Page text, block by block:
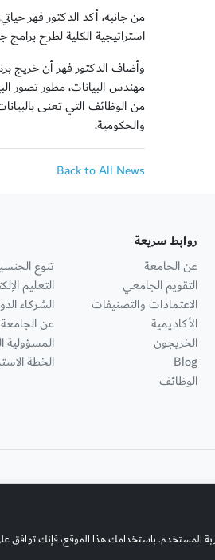
استراتيجية الكلية لطرح
وأضاف الدكتور فهر أن خريج
مهندس البيانات، مطور تصور
من الوظائف التي تعنى
والحكومية.
Back to All News
المستخدم. باستخدامك هذا الموقع، فإنك
روابط سريعة
عن الجامعة
التقويم الجامعي
الاعتمادات والتصنيفات
الأكاديمية
الخريجون
Blog
الوظائف
تنوع
التعليم
الشركاء
عن الجامعة
المسؤولية
الخطة